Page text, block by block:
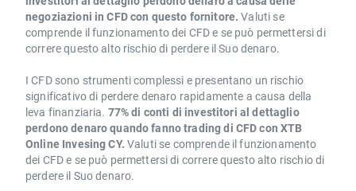
negoziazioni in CFD con questo fornitore. Valuti se
comprende il funzionamento dei CFD e se può permettersi di
correre questo alto rischio di perdere il Suo denaro.
I CFD sono strumenti complessi e presentano un rischio
significativo di perdere denaro rapidamente a causa della
leva finanziaria. 77% di conti di investitori al dettaglio
perdono denaro quando fanno trading di CFD con XTB
Online Invesing CY. Valuti se comprende il funzionamento
dei CFD e se può permettersi di correre questo alto rischio di
perdere il Suo denaro.